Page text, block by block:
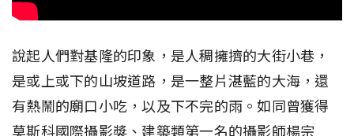
說起人們對基隆的印象，是人稠擁擠的大街小巷，
是或上或下的山坡道路，是一整片湛藍的大海，還
有熱鬧的廟口小吃，以及下不完的雨。如同曾獲得
莫斯科國際攝影獎、建築類第一名的攝影師楊宗